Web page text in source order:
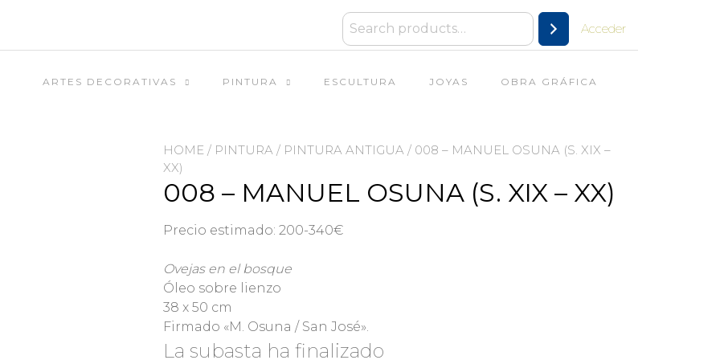
Acceder
ARTES DECORATIVAS PINTURA ESCULTURA JOYAS OBRA GRÁFICA
HOME / PINTURA / PINTURA ANTIGUA / 008 – MANUEL OSUNA (S. XIX –
XX)
008 – MANUEL OSUNA (S. XIX – XX)
Precio estimado: 200-340€
Ovejas en el bosque
Óleo sobre lienzo
38 x 50 cm
Firmado «M. Osuna / San José».
La subasta ha finalizado